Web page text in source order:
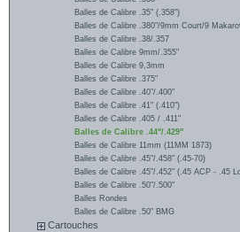
Balles de Calibre .35" (.358")
Balles de Calibre .380"/9mm Court/9
Balles de Calibre .38/.357
Balles de Calibre 9mm/.355"
Balles de Calibre 9,3mm
Balles de Calibre .375"
Balles de Calibre .40"/.400"
Balles de Calibre .41" (.410")
Balles de Calibre .405 / .411"
Balles de Calibre .44"/.429"
Balles de Calibre 11mm (11MM 1873)
Balles de Calibre .45"/.458" (.45-70)
Balles de Calibre .45"/.452" (.45 ACP - .45
Balles de Calibre .50"/.500"
Balles Rondes
Balles de Calibre .50" BMG
Cartouches